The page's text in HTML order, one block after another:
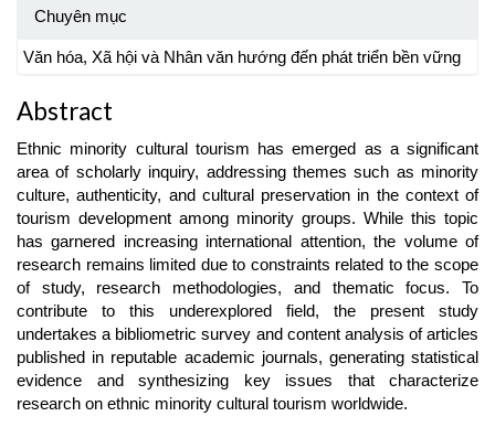
Chuyên mục
Văn hóa, Xã hội và Nhân văn hướng đến phát triển bền vững
Abstract
Ethnic minority cultural tourism has emerged as a significant
area of scholarly inquiry, addressing themes such as minority
culture, authenticity, and cultural preservation in the context of
tourism development among minority groups. While this topic
has garnered increasing international attention, the volume of
research remains limited due to constraints related to the scope
of study, research methodologies, and thematic focus. To
contribute to this underexplored field, the present study
undertakes a bibliometric survey and content analysis of articles
published in reputable academic journals, generating statistical
evidence and synthesizing key issues that characterize
research on ethnic minority cultural tourism worldwide.